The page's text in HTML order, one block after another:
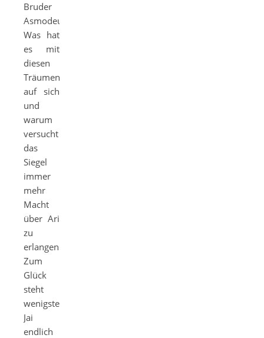
Bruder
Asmodeus.
Was hat
es mit
diesen
Träumen
auf sich
und
warum
versucht
das
Siegel
immer
mehr
Macht
über Ari
zu
erlangen.
Zum
Glück
steht
wenigstens
Jai
endlich